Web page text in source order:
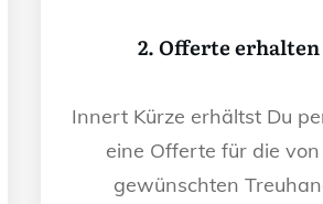
2. Offerte erhalten
Innert Kürze erhältst Du
eine Offerte für die
gewünschten